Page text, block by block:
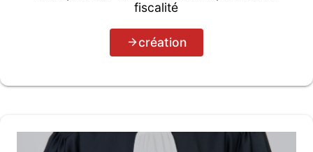
fiscalité
création